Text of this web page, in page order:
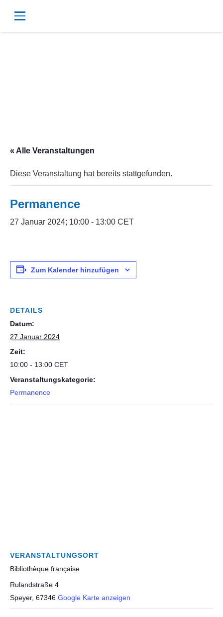
« Alle Veranstaltungen
Diese Veranstaltung hat bereits stattgefunden.
Permanence
27 Januar 2024; 10:00 - 13:00 CET
Zum Kalender hinzufügen
DETAILS
Datum:
27 Januar 2024
Zeit:
10:00 - 13:00 CET
Veranstaltungskategorie:
Permanence
VERANSTALTUNGSORT
Bibliothèque française
Rulandstraße 4
Speyer, 67346 Google Karte anzeigen